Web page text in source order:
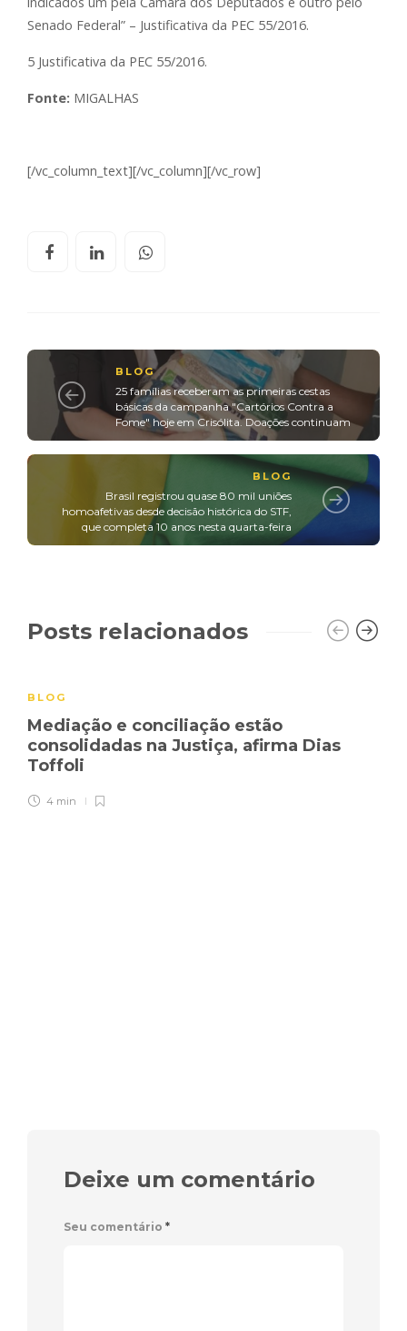
Senado Federal” – Justificativa da PEC 55/2016.
5 Justificativa da PEC 55/2016.
Fonte: MIGALHAS
[/vc_column_text][/vc_column][/vc_row]
BLOG
25 famílias receberam as primeiras cestas
básicas da campanha "Cartórios Contra a
Fome" hoje em Crisólita. Doações continuam
BLOG
Brasil registrou quase 80 mil uniões
homoafetivas desde decisão histórica do STF,
que completa 10 anos nesta quarta-feira
Posts relacionados
BLOG
Mediação e conciliação estão
consolidadas na Justiça, afirma Dias
Toffoli
4 min
Deixe um comentário
Seu comentário *